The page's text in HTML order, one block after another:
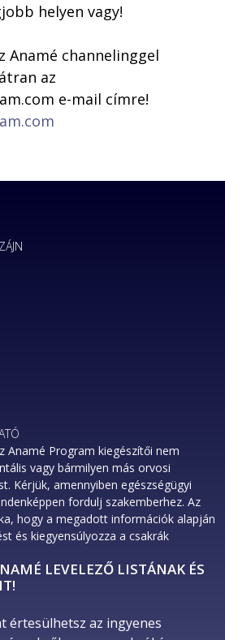
helyen vagy!
Anamé channelinggel
az
e-mail címre!
Anamé Program kiegészítői nem
vagy bármilyen más orvosi
Kérjük, amennyiben egészségügyi
fordulj szakemberhez. Az
hogy a megadott információk alapján
és kiegyensúlyozza a csakrák
LEVELEZŐ LISTÁNAK ÉS
értesülhetsz az ingyenes